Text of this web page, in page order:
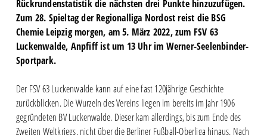
Rückrundenstatistik die nächsten drei Punkte hinzuzufügen.
Zum 28. Spieltag der Regionalliga Nordost reist die BSG
Chemie Leipzig morgen, am 5. März 2022, zum FSV 63
Luckenwalde, Anpfiff ist um 13 Uhr im Werner-Seelenbinder-
Sportpark.
Der FSV 63 Luckenwalde kann auf eine fast 120jährige Geschichte
zurückblicken. Die Wurzeln des Vereins liegen im bereits im Jahr 1906
gegründeten BV Luckenwalde. Dieser kam allerdings, bis zum Ende des
Zweiten Weltkriegs, nicht über die Berliner Fußball-Oberliga hinaus. Nach